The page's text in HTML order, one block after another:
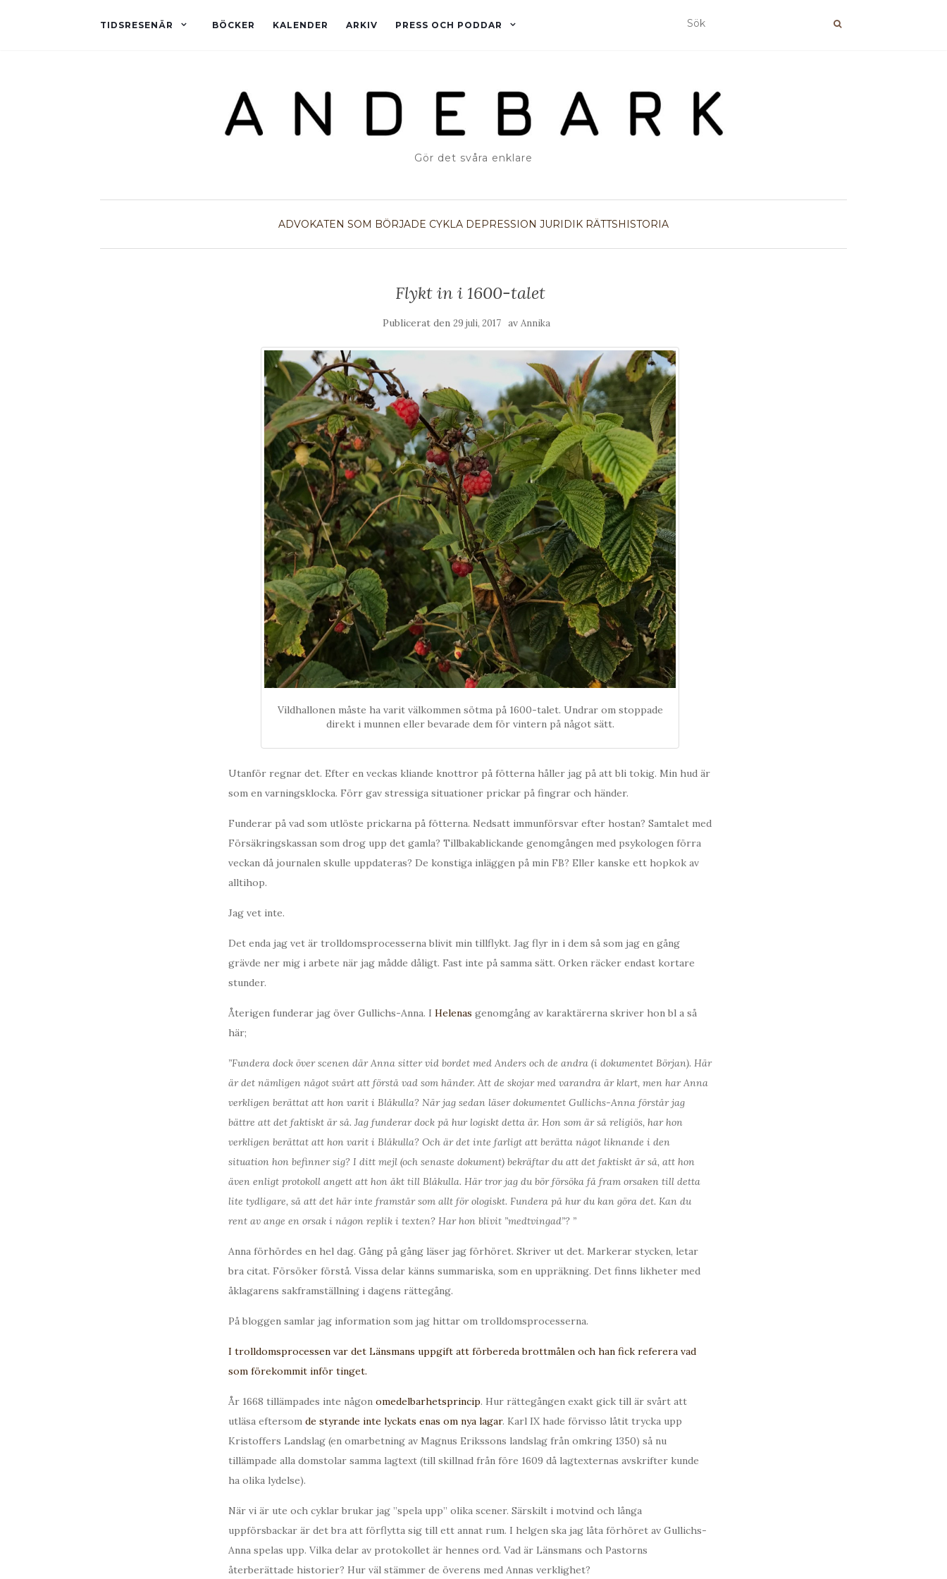
TIDSRESENÄR BÖCKER KALENDER ARKIV PRESS OCH PODDAR
Gör det svåra enklare
ADVOKATEN SOM BÖRJADE CYKLA DEPRESSION JURIDIK RÄTTSHISTORIA
Flykt in i 1600-talet
Publicerat den 29 juli, 2017 av Annika
Vildhallonen måste ha varit välkommen sötma på 1600-talet. Undrar om stoppade
direkt i munnen eller bevarade dem för vintern på något sätt.
Utanför regnar det. Efter en veckas kliande knottror på fötterna håller jag på att bli tokig. Min hud är
som en varningsklocka. Förr gav stressiga situationer prickar på fingrar och händer.
Funderar på vad som utlöste prickarna på fötterna. Nedsatt immunförsvar efter hostan? Samtalet med
Försäkringskassan som drog upp det gamla? Tillbakablickande genomgången med psykologen förra
veckan då journalen skulle uppdateras? De konstiga inläggen på min FB? Eller kanske ett hopkok av
alltihop.
Jag vet inte.
Det enda jag vet är trolldomsprocesserna blivit min tillflykt. Jag flyr in i dem så som jag en gång
grävde ner mig i arbete när jag mådde dåligt. Fast inte på samma sätt. Orken räcker endast kortare
stunder.
Återigen funderar jag över Gullichs-Anna. I Helenas genomgång av karaktärerna skriver hon bl a så
här;
”Fundera dock över scenen där Anna sitter vid bordet med Anders och de andra (i dokumentet Början). Här
är det nämligen något svårt att förstå vad som händer. Att de skojar med varandra är klart, men har Anna
verkligen berättat att hon varit i Blåkulla? När jag sedan läser dokumentet Gullichs-Anna förstår jag
bättre att det faktiskt är så. Jag funderar dock på hur logiskt detta är. Hon som är så religiös, har hon
verkligen berättat att hon varit i Blåkulla? Och är det inte farligt att berätta något liknande i den
situation hon befinner sig? I ditt mejl (och senaste dokument) bekräftar du att det faktiskt är så, att hon
även enligt protokoll angett att hon åkt till Blåkulla. Här tror jag du bör försöka få fram orsaken till detta
lite tydligare, så att det här inte framstår som allt för ologiskt. Fundera på hur du kan göra det. Kan du
rent av ange en orsak i någon replik i texten? Har hon blivit ”medtvingad”? ”
Anna förhördes en hel dag. Gång på gång läser jag förhöret. Skriver ut det. Markerar stycken, letar
bra citat. Försöker förstå. Vissa delar känns summariska, som en uppräkning. Det finns likheter med
åklagarens sakframställning i dagens rättegång.
På bloggen samlar jag information som jag hittar om trolldomsprocesserna.
I trolldomsprocessen var det Länsmans uppgift att förbereda brottmålen och han fick referera vad
som förekommit inför tinget.
År 1668 tillämpades inte någon omedelbarhetsprincip. Hur rättegången exakt gick till är svårt att
utläsa eftersom de styrande inte lyckats enas om nya lagar. Karl IX hade förvisso låtit trycka upp
Kristoffers Landslag (en omarbetning av Magnus Erikssons landslag från omkring 1350) så nu
tillämpade alla domstolar samma lagtext (till skillnad från före 1609 då lagtexternas avskrifter kunde
ha olika lydelse).
När vi är ute och cyklar brukar jag ”spela upp” olika scener. Särskilt i motvind och långa
uppförsbackar är det bra att förflytta sig till ett annat rum. I helgen ska jag låta förhöret av Gullichs-
Anna spelas upp. Vilka delar av protokollet är hennes ord. Vad är Länsmans och Pastorns
återberättade historier? Hur väl stämmer de överens med Annas verklighet?